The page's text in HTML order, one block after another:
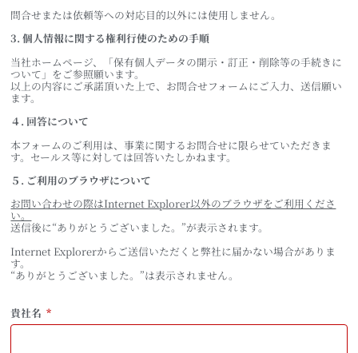
問合せまたは依頼等への対応目的以外には使用しません。
3.個人情報に関する権利行使のための手順
当社ホームページ、「保有個人データの開示・訂正・削除等の手続きに
ついて」をご参照願います。
以上の内容にご承諾頂いた上で、お問合せフォームにご入力、送信願い
ます。
４. 回答について
本フォームのご利用は、事業に関するお問合せに限らせていただきま
す。セールス等に対しては回答いたしかねます。
５. ご利用のブラウザについて
お問い合わせの際はInternet Explorer以外のブラウザをご利用くださ
い。
送信後に“ありがとうございました。”が表示されます。
Internet Explorerからご送信いただくと弊社に届かない場合がありま
す。
“ありがとうございました。”は表示されません。
貴社名